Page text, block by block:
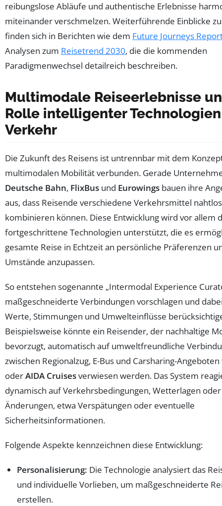
reibungslose Abläufe und authentische Erlebnisse
miteinander verschmelzen. Weiterführende Einblicke
finden sich in Berichten wie dem Future Journeys
Analysen zum Reisetrend 2030, die die kommenden
Paradigmenwechsel detailreich beschreiben.
Multimodale Reiseerlebnisse
Rolle intelligenter
Verkehr
Die Zukunft des Reisens ist untrennbar mit dem
multimodalen Mobilität verbunden. Gerade
Deutsche Bahn, FlixBus und Eurowings bauen ihre
aus, dass Reisende verschiedene Verkehrsmittel nahtlos
kombinieren können. Diese Entwicklung wird vor allem
fortgeschrittene Technologien unterstützt, die es
gesamte Reise in Echtzeit an persönliche Präferenzen
Umstände anzupassen.
So entstehen sogenannte „Intermodal Experience
maßgeschneiderte Verbindungen vorschlagen und
Werte, Stimmungen und Umwelteinflüsse
Beispielsweise könnte ein Reisender, der nachhaltige
bevorzugt, automatisch auf umweltfreundliche
zwischen Regionalzug, E-Bus und Carsharing-
oderAIDA Cruisesverwiesen werden. Das System
dynamisch auf Verkehrsbedingungen, Wetterlagen
Änderungen, etwa Verspätungen oder eventuelle
Sicherheitsinformationen.
Folgende Aspekte kennzeichnen diese Entwicklung:
Personalisierung: Die Technologie analysiert das
und individuelle Vorlieben, um maßgeschneiderte
erstellen.